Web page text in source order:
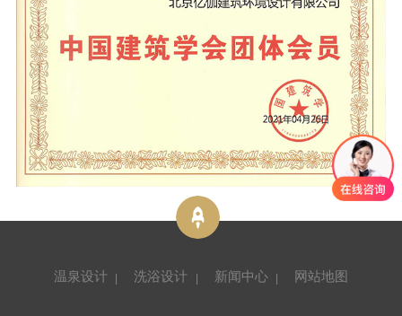
温泉设计 洗浴设计 新闻中心 网站地图